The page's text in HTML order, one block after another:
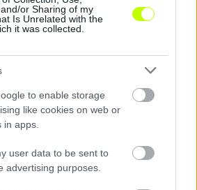
or Sharing of my
Is Unrelated with the
it was collected.
to enable storage
like cookies on web or
apps.
user data to be sent to
advertising purposes.
in-
HÍREK